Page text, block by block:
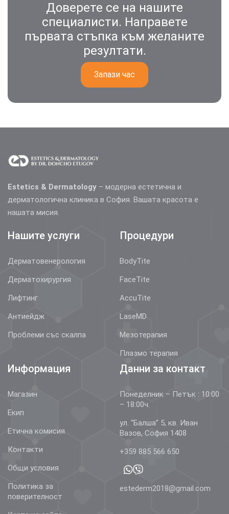
Доверете се на нашите
специалисти. Направете
първата стъпка към желаните
резултати.
Запази час
Estetics & Dermatology – модерна естетична и
дерматологична клиника в София. Вашата красота е
нашата мисия.
Нашите услуги
Дерматовенерология
Дерматохирургия
Лифтинг
Антиейдж
Проблеми със скалпа
Процедури
BodyTite
FaceTite
AccuTite
LaseMD
Мезотерапия
Плазмо терапия
Информация
Магазин
Екип
Етична комисия
Контакти
Общи условия
Политика за
поверителност
Данни за контакт
Понеделник – Петък : 10:00
– 18:00ч.
ул. “Балша” 5, кв. Иван
Вазов, София 1408
+359 885 566 650
estederm2018@gmail.com